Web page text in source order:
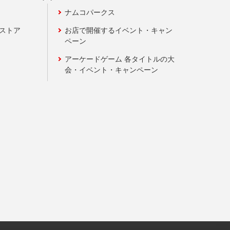
トア
ナムコパークス
お店で開催するイベント・キャン
ペーン
アーケードゲーム 各タイトルの大
会・イベント・キャンペーン